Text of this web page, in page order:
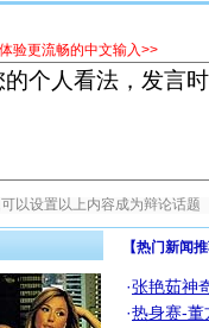
验更流畅的中文输入>>
【热门新闻
·张艳茹神
·热身赛-董